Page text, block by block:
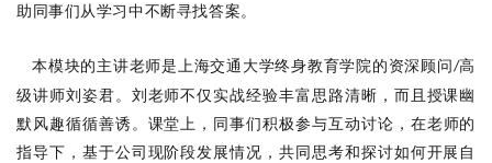
助同事们从学习中不断寻找答案。
本模块的主讲老师是上海交通大学终身教育学院的 资深顾问 /高
级讲师刘姿君。刘老师不仅实战经验丰富思路清晰，而且授课幽
默风趣循循善诱。 课堂上，同事们积极参与互动讨论，在老师的
指导下，基于公司现阶段发展情况，共同思考和探讨如何开展自